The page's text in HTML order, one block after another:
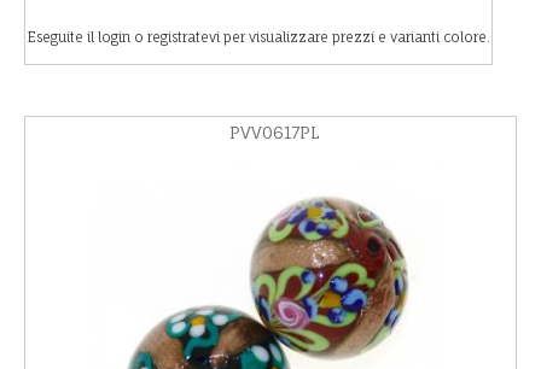
Eseguite il login o registratevi per visualizzare prezzi e varianti colore.
PVV0617PL